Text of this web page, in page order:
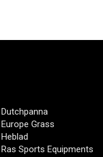
Dutchpanna
Europe Grass
Heblad
Ras Sports Equipments